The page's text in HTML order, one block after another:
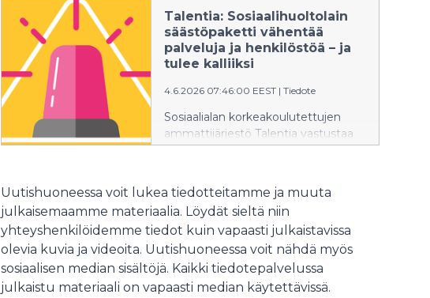
Talentia: Sosiaalihuoltolain
säästöpaketti vähentää
palveluja ja henkilöstöä – ja
tulee kalliiksi
4.6.2026 07:46:00 EEST | Tiedote
Sosiaalialan korkeakoulutettujen
ammattijärjestö Talentia vastustaa
hallituksen esitystä sosiaalihuoltolain
uudistus heikentää asiakkaiden ja
sosiaalihuollon ammattilaisten
oikeusturvaa, kasvattaa
kustannuksia ja vaarantaa
sosiaalipalvelujen saatavuuden eri
puolilla Suomea.
Uutishuoneessa voit lukea tiedotteitamme ja muuta
julkaisemaamme materiaalia. Löydät sieltä niin
yhteyshenkilöidemme tiedot kuin vapaasti julkaistavissa
olevia kuvia ja videoita. Uutishuoneessa voit nähdä myös
sosiaalisen median sisältöjä. Kaikki tiedotepalvelussa
julkaistu materiaali on vapaasti median käytettävissä.